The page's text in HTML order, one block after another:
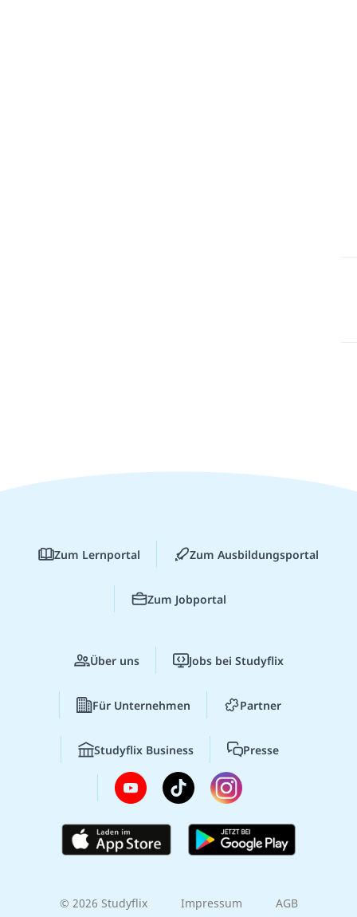
Zum Lernportal Zum Ausbildungsportal
Zum Jobportal
Über uns Jobs bei Studyflix
Für Unternehmen Partner
Studyflix Business Presse
© 2026 Studyflix Impressum AGB